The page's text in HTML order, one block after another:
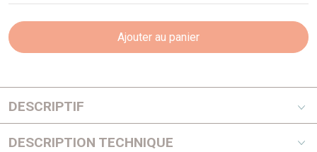
Ajouter au panier
DESCRIPTIF
DESCRIPTION TECHNIQUE